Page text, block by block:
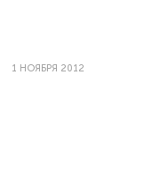
1 НОЯБРЯ 2012